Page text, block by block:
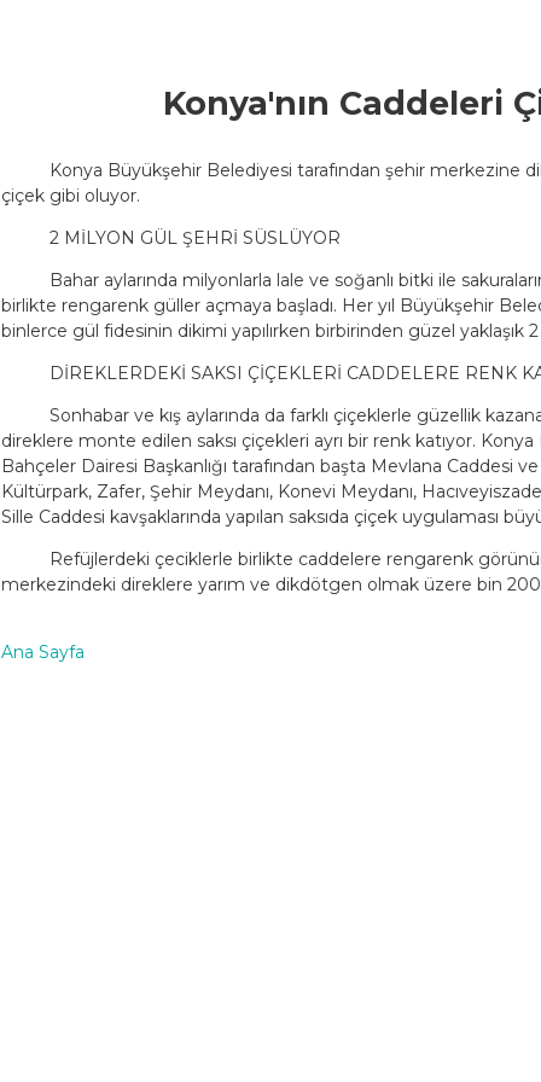
Konya'nın Caddeleri
Konya Büyükşehir Belediyesi tarafından şehir merkezine
çiçek gibi oluyor.
2 MİLYON GÜL ŞEHRİ SÜSLÜYOR
Bahar aylarında milyonlarla lale ve soğanlı bitki ile
birlikte rengarenk güller açmaya başladı. Her yıl Büyükşehir
binlerce gül fidesinin dikimi yapılırken birbirinden güzel yaklaşık
DİREKLERDEKİ SAKSI ÇİÇEKLERİ CADDELERE RENK
Sonhabar ve kış aylarında da farklı çiçeklerle güzellik
direklere monte edilen saksı çiçekleri ayrı bir renk katıyor.
Bahçeler Dairesi Başkanlığı tarafından başta Mevlana Caddesi
Kültürpark, Zafer, Şehir Meydanı, Konevi Meydanı,
Sille Caddesi kavşaklarında yapılan saksıda çiçek uygulaması
Refüjlerdeki çeciklerle birlikte caddelere rengarenk
merkezindeki direklere yarım ve dikdötgen olmak üzere bin
Ana Sayfa